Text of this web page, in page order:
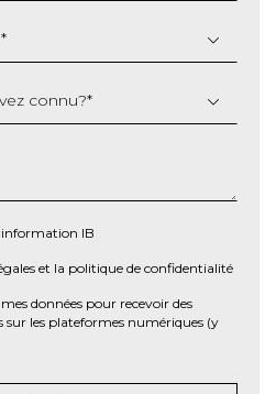
*
connu?*
IB
et la politique de confidentialité
données pour recevoir des
sur les plateformes numériques (y